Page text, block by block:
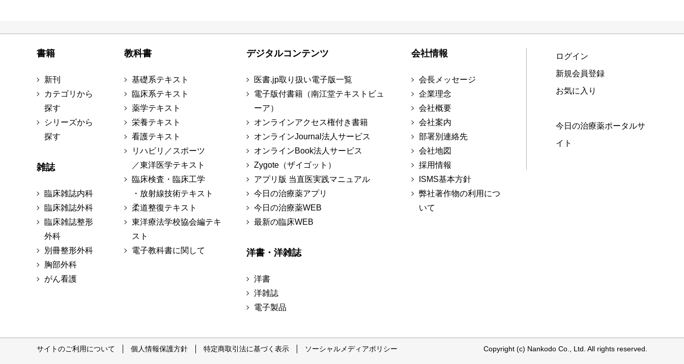
書籍
新刊
カテゴリから
探す
シリーズから
探す
雑誌
臨床雑誌内科
臨床雑誌外科
臨床雑誌整形
外科
別冊整形外科
胸部外科
がん看護
教科書
基礎系テキスト
臨床系テキスト
薬学テキスト
栄養テキスト
看護テキスト
リハビリ／スポーツ
／東洋医学テキスト
臨床検査・臨床工学
・放射線技術テキスト
柔道整復テキスト
東洋療法学校協会編テキ
スト
電子教科書に関して
デジタルコンテンツ
医書.jp取り扱い電子版一覧
電子版付書籍（南江堂テキストビュ
ーア）
オンラインアクセス権付き書籍
オンラインJournal法人サービス
オンラインBook法人サービス
Zygote（ザイゴット）
アプリ版 当直医実践マニュアル
今日の治療薬アプリ
今日の治療薬WEB
最新の臨床WEB
洋書・洋雑誌
洋書
洋雑誌
電子製品
会社情報
会長メッセージ
企業理念
会社概要
会社案内
部署別連絡先
会社地図
採用情報
ISMS基本方針
弊社著作物の利用につ
いて
ログイン
新規会員登録
お気に入り
今日の治療薬ポータルサ
イト
サイトのご利用について 個人情報保護方針 特定商取引法に基づく表示 ソーシャルメディアポリシー Copyright (c) Nankodo Co., Ltd. All rights reserved.